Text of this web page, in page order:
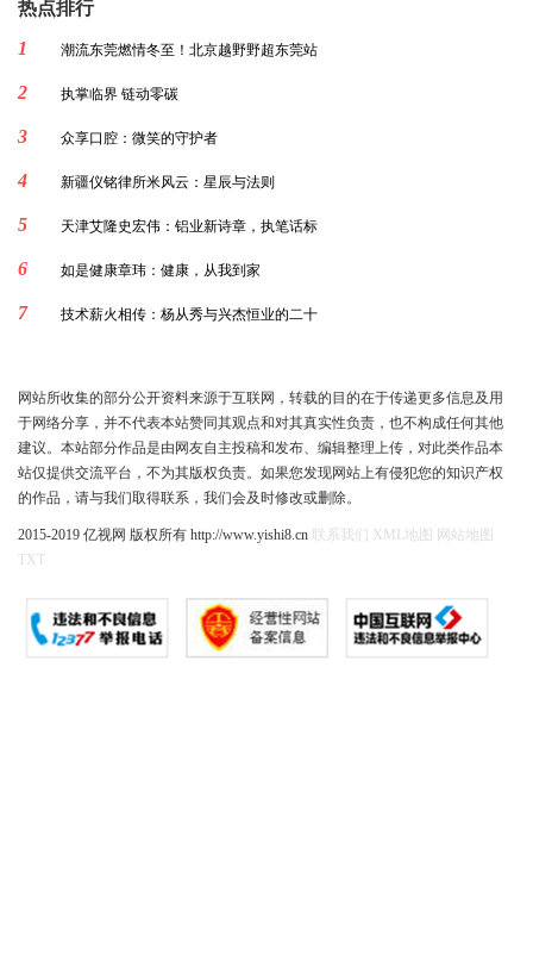
热点排行
1
潮流东莞燃情冬至！北京越野野超东莞站
2 执掌临界 链动零碳
3 众享口腔：微笑的守护者
4 新疆仪铭律所米风云：星辰与法则
5 天津艾隆史宏伟：铝业新诗章，执笔话标
6 如是健康章玮：健康，从我到家
7 技术薪火相传：杨从秀与兴杰恒业的二十
网站所收集的部分公开资料来源于互联网，转载的目的在于传递更多信息及用
于网络分享，并不代表本站赞同其观点和对其真实性负责，也不构成任何其他
建议。本站部分作品是由网友自主投稿和发布、编辑整理上传，对此类作品本
站仅提供交流平台，不为其版权负责。如果您发现网站上有侵犯您的知识产权
的作品，请与我们取得联系，我们会及时修改或删除。
2015-2019 亿视网 版权所有 http://www.yishi8.cn 联系我们 XML地图
网站地图
TXT